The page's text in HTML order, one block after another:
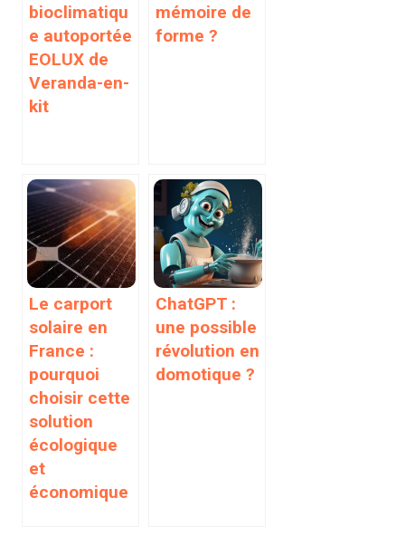
bioclimatiqu
e autoportée
EOLUX de
Veranda-en-
kit
mémoire de
forme ?
Le carport
solaire en
France :
pourquoi
choisir cette
solution
écologique
et
économique
ChatGPT :
une possible
révolution en
domotique ?